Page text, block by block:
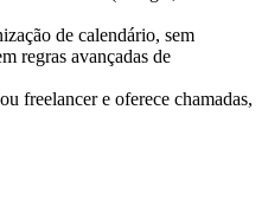
de calendário, sem
regras avançadas de
freelancer e oferece chamadas,